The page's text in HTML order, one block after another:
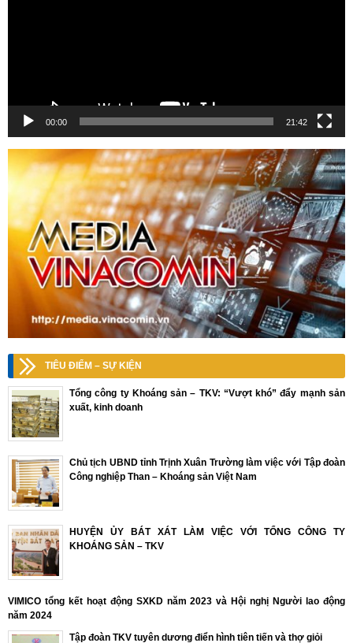
00:00 21:42
TIÊU ĐIỂM – SỰ KIỆN
Tổng công ty Khoáng sản – TKV: “Vượt khó” đẩy mạnh sản
xuất, kinh doanh
Chủ tịch UBND tỉnh Trịnh Xuân Trường làm việc với Tập đoàn
Công nghiệp Than – Khoáng sản Việt Nam
HUYỆN ỦY BÁT XÁT LÀM VIỆC VỚI TỔNG CÔNG TY
KHOÁNG SẢN – TKV
VIMICO tổng kết hoạt động SXKD năm 2023 và Hội nghị Người lao động
năm 2024
Tập đoàn TKV tuyên dương điển hình tiên tiến và thợ giỏi